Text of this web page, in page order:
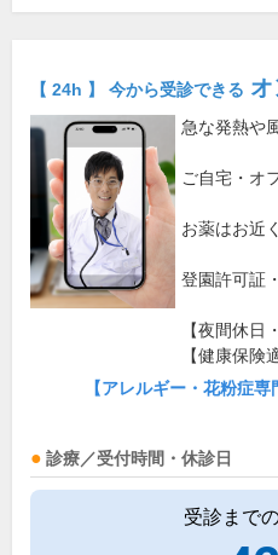
【 24h 】 今から受診できる
急な発熱や
ご自宅・オ
お薬はお近
登園許可証
【夜間休日
【健康保険
【アレルギー・花粉症
診療／受付時間・休診日
受診まで